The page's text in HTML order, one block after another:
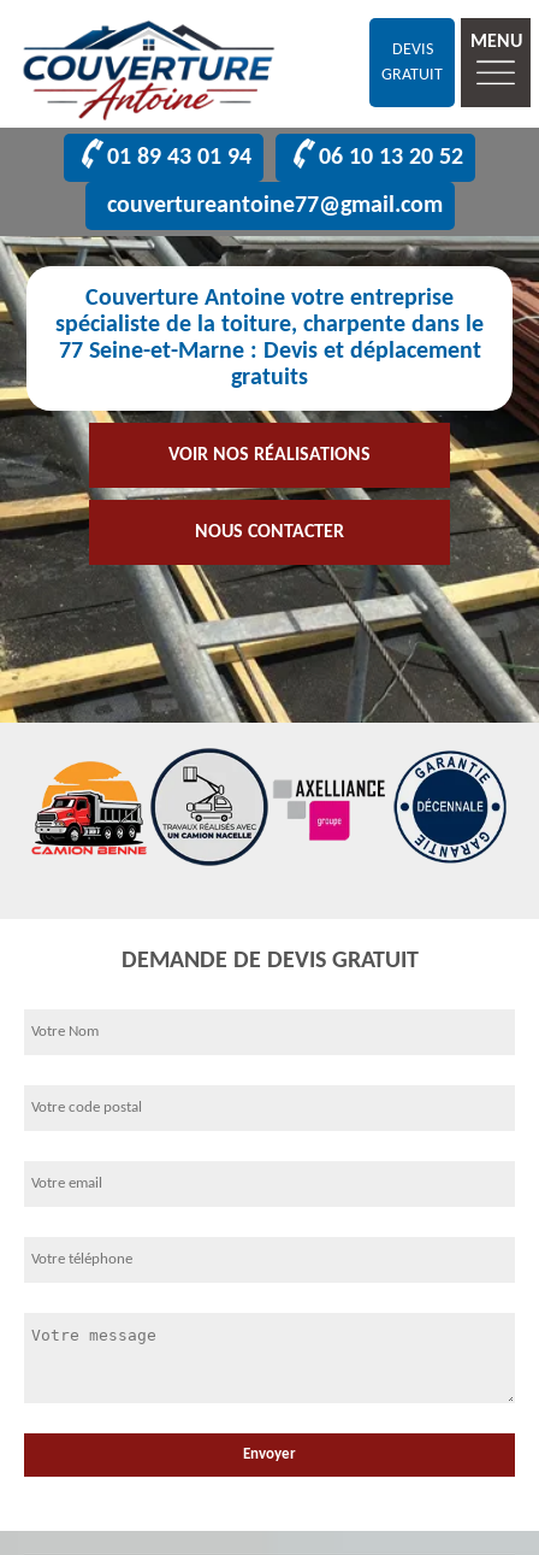
DEVIS
GRATUIT
MENU
01 89 43 01 94
06 10 13 20 52
couvertureantoine77@gmail.com
Couverture Antoine votre entreprise
spécialiste de la toiture, charpente dans le
77 Seine-et-Marne : Devis et déplacement
gratuits
VOIR NOS RÉALISATIONS
NOUS CONTACTER
DEMANDE DE DEVIS GRATUIT